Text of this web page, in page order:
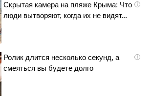
i
Скрытая камера на пляже Крыма: Что
люди вытворяют, когда их не видят...
i
Ролик длится несколько секунд, а
смеяться вы будете долго